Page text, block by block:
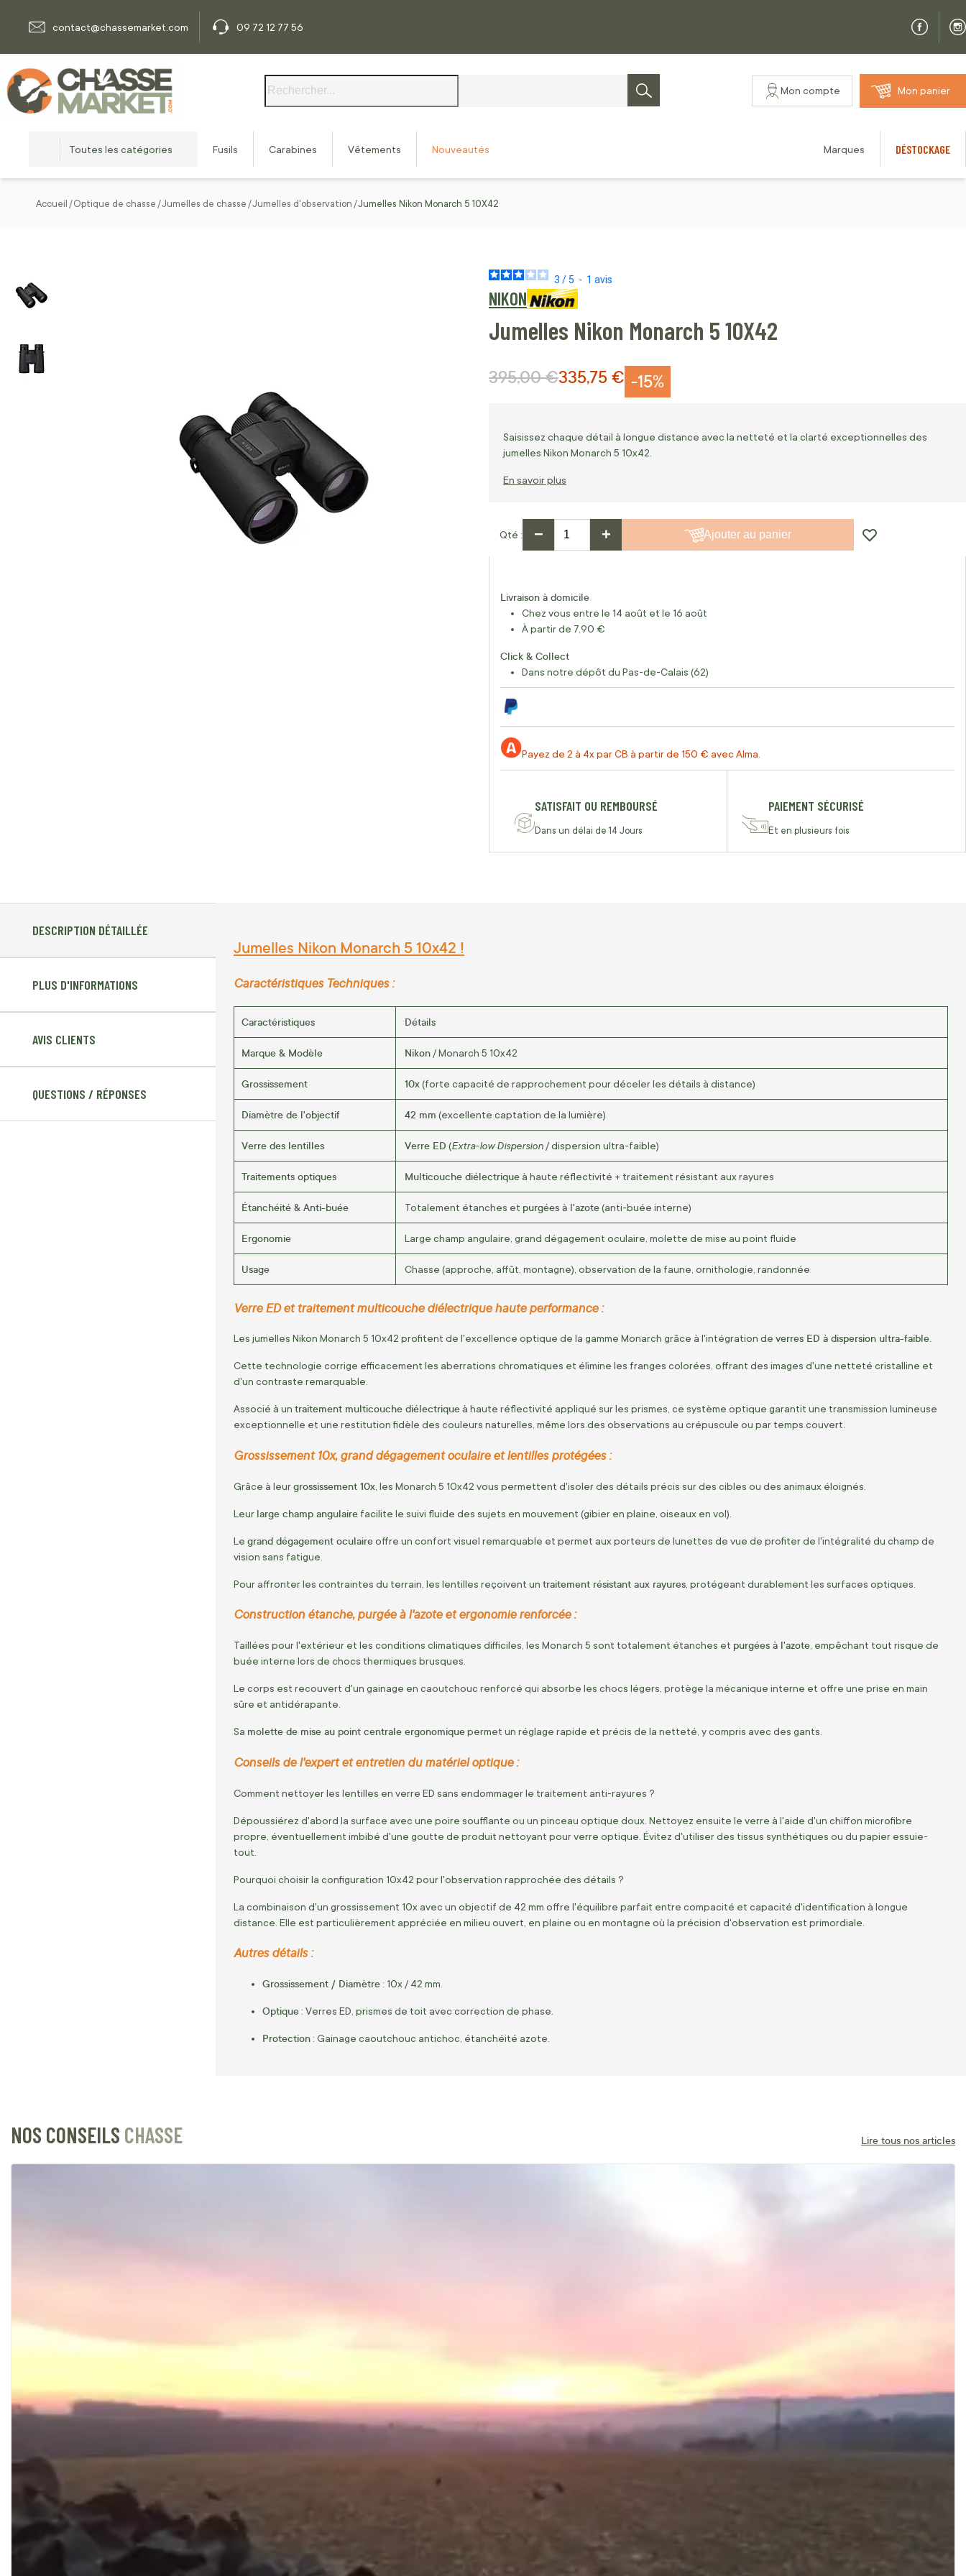
contact@chassemarket.com
09 72 12 77 56
Rechercher
Mon compte Mon panier
Toutes les catégories Fusils Carabines Vêtements Nouveautés Marques DÉSTOCKAGE
Accueil Optique de chasse Jumelles de chasse Jumelles d'observation Jumelles Nikon Monarch 5 10X42
3 /5 - 1 avis
NIKON
Jumelles Nikon Monarch 5 10X42
-15%
Prix Spécial
335,75 €
Prix normal
395,00 €
Saisissez chaque détail à longue distance avec la netteté et la clarté exceptionnelles des
jumelles Nikon Monarch 5 10x42.
En savoir plus
Qté − + Ajouter au panier
Livraison à domicile
Chez vous entre le 14 août et le 16 août
À partir de 7,90 €
Click & Collect
Dans notre dépôt du Pas-de-Calais (62)
Payez de 2 à 4x par CB à partir de 150 € avec Alma.
SATISFAIT OU REMBOURSÉ
Dans un délai de 14 Jours
PAIEMENT SÉCURISÉ
Et en plusieurs fois
DESCRIPTION DÉTAILLÉE
PLUS D'INFORMATIONS
AVIS CLIENTS
QUESTIONS / RÉPONSES
Jumelles Nikon Monarch 5 10x42 !
Caractéristiques Techniques :
Caractéristiques Détails
Marque & Modèle Nikon / Monarch 5 10x42
Grossissement 10x(forte capacité de rapprochement pour déceler les détails à distance)
Diamètre de l'objectif 42 mm (excellente captation de la lumière)
Verre des lentilles Verre ED (Extra-low Dispersion / dispersion ultra-faible)
Traitements optiques Multicouche diélectrique à haute réflectivité + traitement résistant aux rayures
Étanchéité & Anti-buée Totalement étanches et purgées à l'azote(anti-buée interne)
Ergonomie Large champ angulaire, grand dégagement oculaire, molette de mise au point fluide
Usage Chasse (approche, affût, montagne), observation de la faune, ornithologie, randonnée
Verre ED et traitement multicouche diélectrique haute performance :
Les jumelles Nikon Monarch 5 10x42 profitent de l'excellence optique de la gamme Monarch grâce à l'intégration de verres ED à dispersion ultra-faible.
Cette technologie corrige efficacement les aberrations chromatiques et élimine les franges colorées, offrant des images d'une netteté cristalline et
d'un contraste remarquable.
Associé à un traitement multicouche diélectrique à haute réflectivité appliqué sur les prismes, ce système optique garantit une transmission lumineuse
exceptionnelle et une restitution fidèle des couleurs naturelles, même lors des observations au crépuscule ou par temps couvert.
Grossissement 10x, grand dégagement oculaire et lentilles protégées :
Grâce à leurgrossissement 10x , les Monarch 5 10x42 vous permettent d'isoler des détails précis sur des cibles ou des animaux éloignés.
Leur large champ angulaire facilite le suivi fluide des sujets en mouvement (gibier en plaine, oiseaux en vol).
Le grand dégagement oculaireoffre un confort visuel remarquable et permet aux porteurs de lunettes de vue de profiter de l'intégralité du champ de
vision sans fatigue.
Pour affronter les contraintes du terrain, les lentilles reçoivent un traitement résistant aux rayures , protégeant durablement les surfaces optiques.
Construction étanche, purgée à l'azote et ergonomie renforcée :
Taillées pour l'extérieur et les conditions climatiques difficiles, les Monarch 5 sont totalement étanches et purgées à l'azote , empêchant tout risque de
buée interne lors de chocs thermiques brusques.
Le corps est recouvert d'un gainage en caoutchouc renforcé qui absorbe les chocs légers, protège la mécanique interne et offre une prise en main
sûre et antidérapante.
Sa molette de mise au point centrale ergonomiquepermet un réglage rapide et précis de la netteté, y compris avec des gants.
Conseils de l'expert et entretien du matériel optique :
Comment nettoyer les lentilles en verre ED sans endommager le traitement anti-rayures ?
Dépoussiérez d'abord la surface avec une poire soufflante ou un pinceau optique doux. Nettoyez ensuite le verre à l'aide d'un chiffon microfibre
propre, éventuellement imbibé d'une goutte de produit nettoyant pour verre optique. Évitez d'utiliser des tissus synthétiques ou du papier essuie-
tout.
Pourquoi choisir la configuration 10x42 pour l'observation rapprochée des détails ?
La combinaison d'un grossissement 10x avec un objectif de 42 mm offre l'équilibre parfait entre compacité et capacité d'identification à longue
distance. Elle est particulièrement appréciée en milieu ouvert, en plaine ou en montagne où la précision d'observation est primordiale.
Autres détails :
Grossissement / Diamètre : 10x / 42 mm.
Optique : Verres ED, prismes de toit avec correction de phase.
Protection : Gainage caoutchouc antichoc, étanchéité azote.
NOS CONSEILS CHASSE Lire tous nos articles